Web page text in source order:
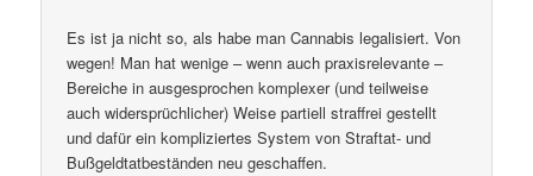
Es ist ja nicht so, als habe man Cannabis legalisiert. Von
wegen! Man hat wenige – wenn auch praxisrelevante –
Bereiche in ausgesprochen komplexer (und teilweise
auch widersprüchlicher) Weise partiell straffrei gestellt
und dafür ein kompliziertes System von Straftat- und
Bußgeldtatbeständen neu geschaffen.